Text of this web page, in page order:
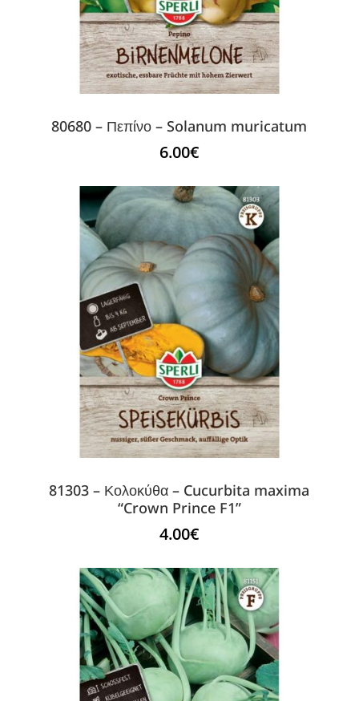
80680 – Πεπίνο – Solanum muricatum
6.00€
81303 – Κολοκύθα – Cucurbita maxima
“Crown Prince F1”
4.00€